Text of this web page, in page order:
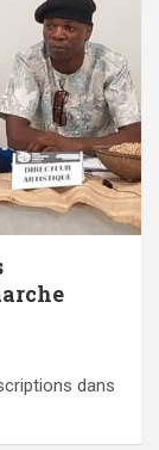
dans